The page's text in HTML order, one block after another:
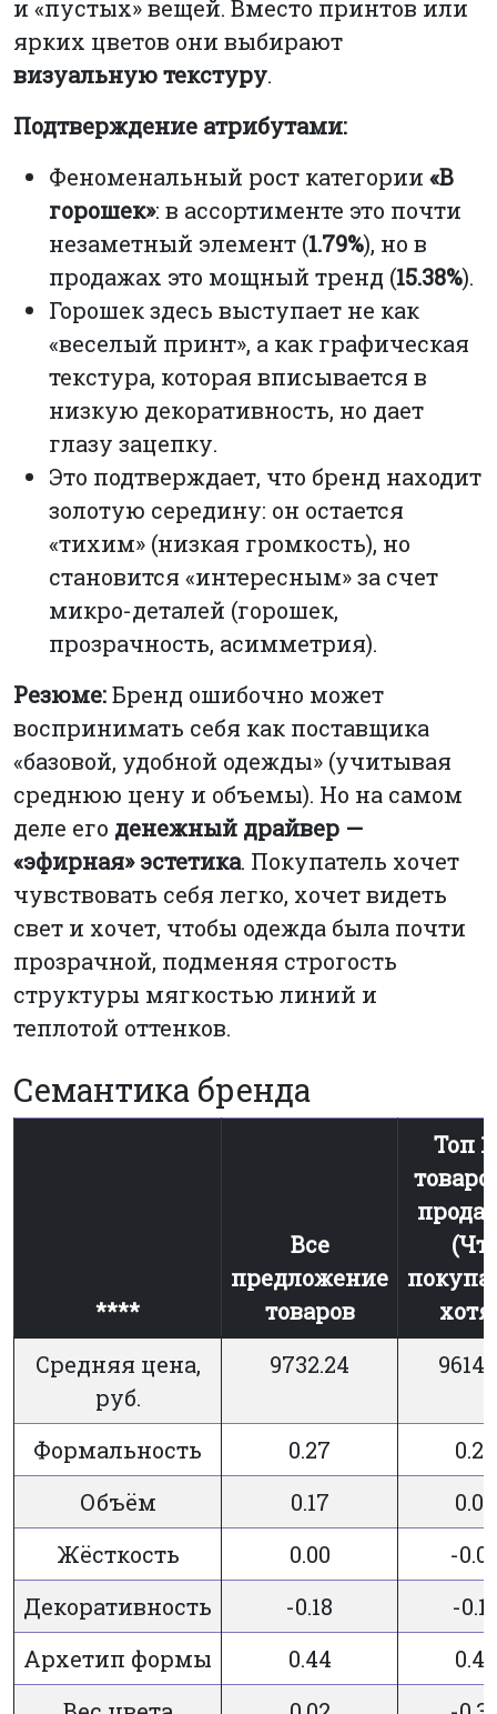
и «пустых» вещей. Вместо принтов или
ярких цветов они выбирают
визуальную текстуру.
Подтверждение атрибутами:
Феноменальный рост категории «В
горошек»: в ассортименте это почти
незаметный элемент (1.79%), но в
продажах это мощный тренд (15.38%).
Горошек здесь выступает не как
«веселый принт», а как графическая
текстура, которая вписывается в
низкую декоративность, но дает
глазу зацепку.
Это подтверждает, что бренд находит
золотую середину: он остается
«тихим» (низкая громкость), но
становится «интересным» за счет
микро-деталей (горошек,
прозрачность, асимметрия).
Резюме:Бренд ошибочно может
воспринимать себя как поставщика
«базовой, удобной одежды» (учитывая
среднюю цену и объемы). Но на самом
деле его денежный драйвер —
«эфирная» эстетика. Покупатель хочет
чувствовать себя легко, хочет видеть
свет и хочет, чтобы одежда была почти
прозрачной, подменяя строгость
структуры мягкостью линий и
теплотой оттенков.
Семантика бренда
****
Все
предложение
товаров
Топ
Средняя цена,
руб.
9732.24
Формальность 0.27
0.28
Объём
0.17
0.09
Жёсткость
0.00
-
Декоративность
-0.18
-
Архетип формы
0.44
0.43